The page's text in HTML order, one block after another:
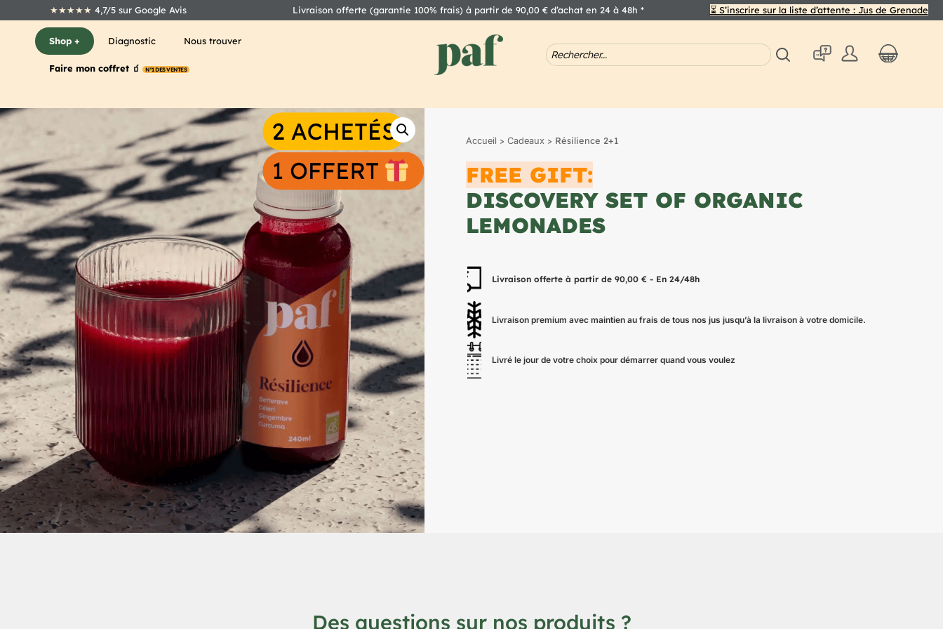
★★★★★ 4,7/5 sur Google Avis Livraison offerte (garantie 100% frais) à partir de 90,00 € d’achat en 24 à 48h * ⏳ S’inscrire sur la liste d’attente : Jus de Grenade
Shop + Diagnostic Nous trouver
Faire mon coffret 🧃 N°1 DES VENTES
Accueil > Cadeaux> Résilience 2+1
FREE GIFT:
DISCOVERY SET OF ORGANIC
LEMONADES
Livraison offerte à partir de 90,00 € - En 24/48h
Livraison premium avec maintien au frais de tous nos jus jusqu’à la livraison à votre domicile.
Livré le jour de votre choix pour démarrer quand vous voulez
Des questions sur nos produits ?